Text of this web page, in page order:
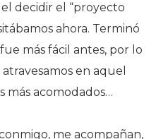
decidir el “proyecto
ahora. Terminó
más fácil antes, por lo
en aquel
más acomodados…
me acompañan,